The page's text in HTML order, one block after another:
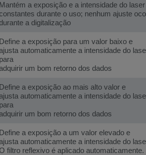
Mantém a exposição e a intensidade do laser
constantes durante o uso; nenhum ajuste
a digitalização
Define a exposição para um valor baixo e
automaticamente a intensidade do
para
um bom retorno dos dados
Define a exposição ao mais alto valor e
ajusta automaticamente a intensidade do
para
adquirir um bom retorno dos dados
Define a exposição a um valor elevado e
automaticamente a intensidade do
filtro reflexivo é aplicado automaticamente.